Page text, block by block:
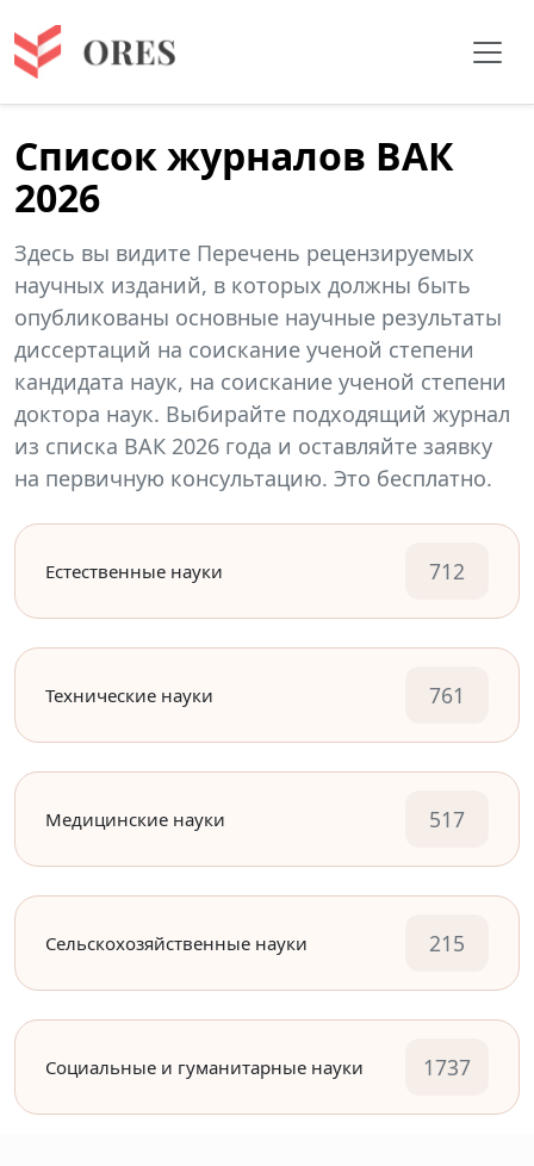
Список журналов ВАК
2026
Здесь вы видите Перечень рецензируемых
научных изданий, в которых должны быть
опубликованы основные научные результаты
диссертаций на соискание ученой степени
кандидата наук, на соискание ученой степени
доктора наук. Выбирайте подходящий журнал
из списка ВАК 2026 года и оставляйте заявку
на первичную консультацию. Это бесплатно.
Естественные науки 712
Технические науки 761
Медицинские науки 517
Сельскохозяйственные науки 215
Социальные и гуманитарные науки 1737